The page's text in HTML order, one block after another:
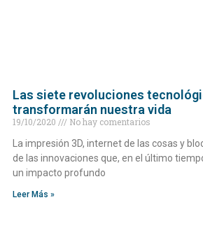
Las siete revoluciones
transformarán nuestra vida
19/10/2020
No hay comentarios
La impresión 3D, internet de las cosas y
de las innovaciones que, en el último
un impacto profundo
Leer Más »